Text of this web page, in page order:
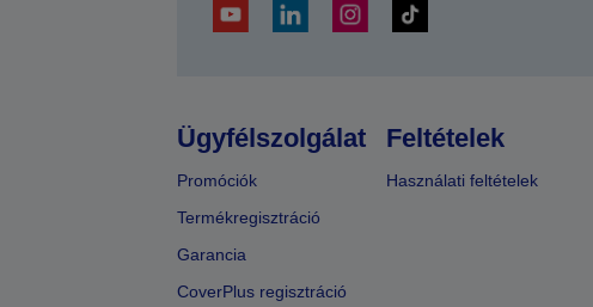
Ügyfélszolgálat
Promóciók
Termékregisztráció
Garancia
CoverPlus regisztráció
Feltételek
Használati feltételek